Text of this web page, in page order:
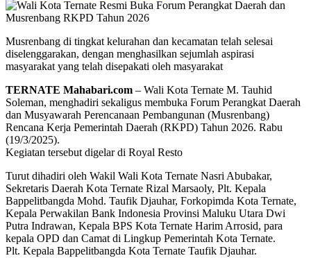
Musrenbang di tingkat kelurahan dan kecamatan telah selesai
diselenggarakan, dengan menghasilkan sejumlah aspirasi
masyarakat yang telah disepakati oleh masyarakat
TERNATE Mahabari.com – Wali Kota Ternate M. Tauhid
Soleman, menghadiri sekaligus membuka Forum Perangkat Daerah
dan Musyawarah Perencanaan Pembangunan (Musrenbang)
Rencana Kerja Pemerintah Daerah (RKPD) Tahun 2026. Rabu
(19/3/2025).
Kegiatan tersebut digelar di Royal Resto
Turut dihadiri oleh Wakil Wali Kota Ternate Nasri Abubakar,
Sekretaris Daerah Kota Ternate Rizal Marsaoly, Plt. Kepala
Bappelitbangda Mohd. Taufik Djauhar, Forkopimda Kota Ternate,
Kepala Perwakilan Bank Indonesia Provinsi Maluku Utara Dwi
Putra Indrawan, Kepala BPS Kota Ternate Harim Arrosid, para
kepala OPD dan Camat di Lingkup Pemerintah Kota Ternate.
Plt. Kepala Bappelitbangda Kota Ternate Taufik Djauhar.